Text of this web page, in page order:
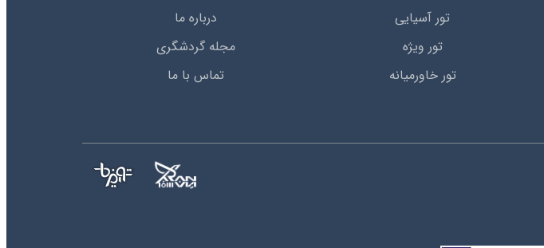
تور آسیایی
تور ویژه
تور خاورمیانه
درباره ما
مجله گردشگری
تماس با ما